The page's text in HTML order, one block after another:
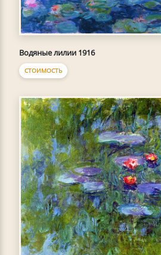
Водяные лилии 1916
СТОИМОСТЬ